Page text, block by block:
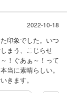
2022-10-18
印象でした。いつ
まう、こじらせ
！ぐあぁ～！って
当に素晴らしい。
きます。